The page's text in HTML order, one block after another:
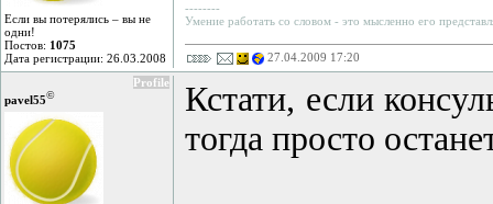
Если вы потерялись – вы не
одни!
Постов: 1075
Дата регистрации: 26.03.2008
--------
Умение работать со словом - это мысленно его
27.04.2009 17:20
Profile
pavel55©
Кстати, если
тогда просто